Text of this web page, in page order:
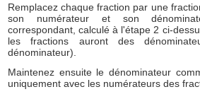
Remplacez chaque fraction par une
son numérateur et son
correspondant, calculé à l'étape 2 ci-
les fractions auront des
dénominateur).
Maintenez ensuite le dénominateur
uniquement avec les numérateurs des